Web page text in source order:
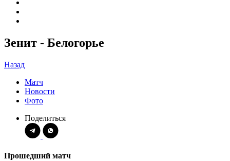
Зенит - Белогорье
Назад
Матч
Новости
Фото
Поделиться
Прошедший матч